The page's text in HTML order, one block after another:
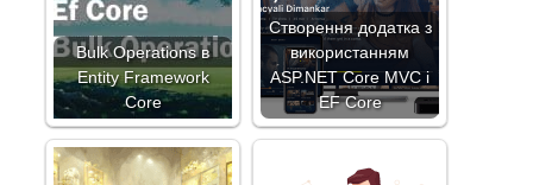
Bulk Operations в
Entity Framework
Core
Створення додатка з
використанням
ASP.NET Core MVC і
EF Core